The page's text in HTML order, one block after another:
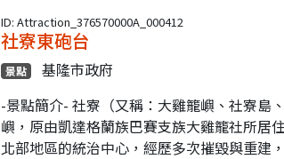
ID: Attraction_376570000A_000412
社寮東砲台
景點
基隆市政府
-景點簡介- 社寮（又稱：大雞籠嶼、社寮島
嶼，原由凱達格蘭族巴賽支族大雞籠社所居
北部地區的統治中心，經歷多次摧毀與重建